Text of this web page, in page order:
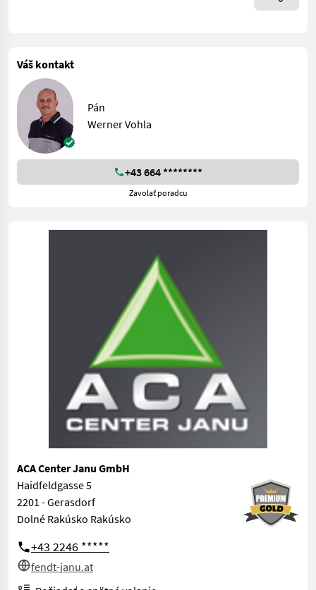
Váš kontakt
Pán
Werner Vohla
+43 664 ********
Zavolať poradcu
ACA Center Janu GmbH
Haidfeldgasse 5
2201 - Gerasdorf
Dolné Rakúsko Rakúsko
+43 2246 *****
fendt-janu.at